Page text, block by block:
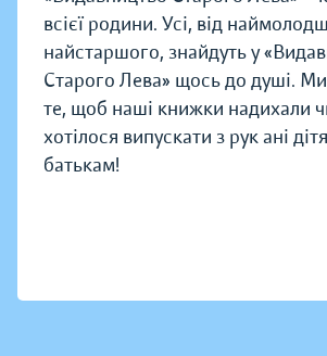
всієї родини. Усі, від
найстаршого, знайдуть у
Старого Лева» щось до душі.
те, щоб наші книжки надихали
хотілося випускати з рук ані
батькам!